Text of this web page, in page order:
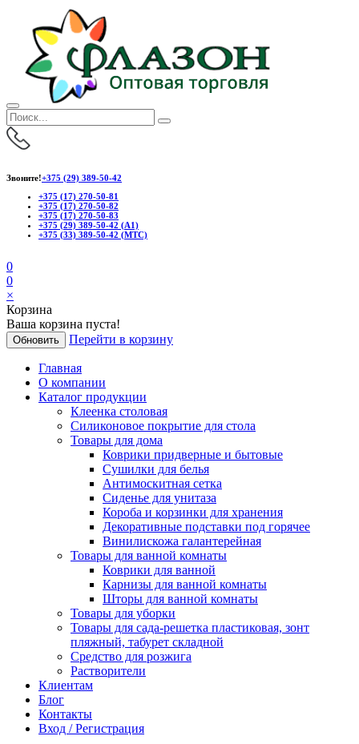
Звоните!+375 (29) 389-50-42
+375 (17) 270-50-81
+375 (17) 270-50-82
+375 (17) 270-50-83
+375 (29) 389-50-42 (А1)
+375 (33) 389-50-42 (МТС)
0
0
×
Корзина
Ваша корзина пуста!
Обновить Перейти в корзину
Главная
О компании
Каталог продукции
Клеенка столовая
Силиконовое покрытие для стола
Товары для дома
Коврики придверные и бытовые
Сушилки для белья
Антимоскитная сетка
Сиденье для унитаза
Короба и корзинки для хранения
Декоративные подставки под горячее
Винилискожа галантерейная
Товары для ванной комнаты
Коврики для ванной
Карнизы для ванной комнаты
Шторы для ванной комнаты
Товары для уборки
Товары для сада-решетка пластиковая, зонт
пляжный, табурет складной
Средство для розжига
Растворители
Клиентам
Блог
Контакты
Вход / Регистрация